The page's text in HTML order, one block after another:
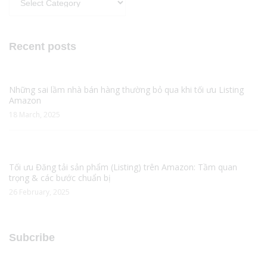
Recent posts
Những sai lầm nhà bán hàng thường bỏ qua khi tối ưu Listing
Amazon
18 March, 2025
Tối ưu Đăng tải sản phẩm (Listing) trên Amazon: Tầm quan
trọng & các bước chuẩn bị
26 February, 2025
Subcribe